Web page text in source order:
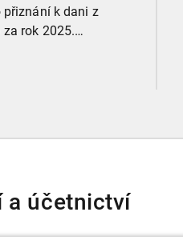
přiznání k dani z
rok 2025.
leží hranice
jsou nejčastější
a účetnictví